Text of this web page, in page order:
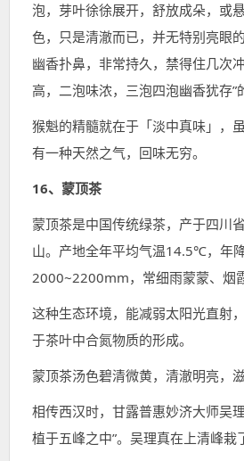
泡，芽叶徐徐展开，舒放成朵，或
色，只是清澈而已，并无特别亮眼
幽香扑鼻，非常持久，禁得住几次
高，二泡味浓，三泡四泡幽香犹存”
猴魁的精髓就在于「淡中真味」，
有一种天然之气，回味无穷。
16、蒙顶茶
蒙顶茶是中国传统绿茶，产于四川
山。产地全年平均气温14.5℃，年
2000~2200mm，常细雨蒙蒙、烟
这种生态环境，能减弱太阳光直射
于茶叶中合氮物质的形成。
蒙顶茶汤色碧清微黄，清澈明亮，
相传西汉时，甘露普惠妙济大师吴理
植于五峰之中”。吴理真在上清峰栽